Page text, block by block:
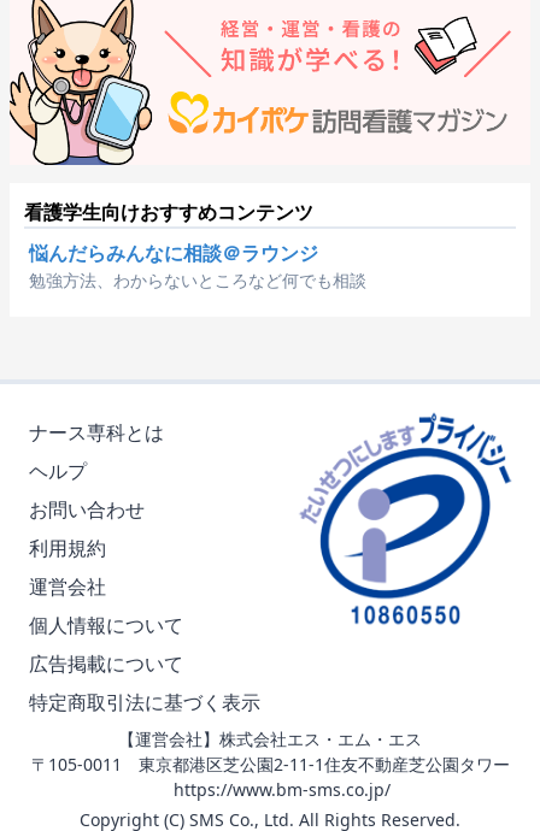
看護学生向けおすすめコンテンツ
悩んだらみんなに相談＠ラウンジ
勉強方法、わからないところなど何でも相談
ナース専科とは
ヘルプ
お問い合わせ
利用規約
運営会社
個人情報について
広告掲載について
特定商取引法に基づく表示
【運営会社】株式会社エス・エム・エス
〒105-0011 東京都港区芝公園2-11-1住友不動産芝公園タワー
https://www.bm-sms.co.jp/
Copyright (C) SMS Co., Ltd. All Rights Reserved.